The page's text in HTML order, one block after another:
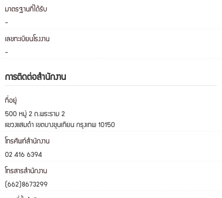
มาตรฐานที่ได้รับ
-
เลขทะเบียนโรงงาน
-
การติดต่อสำนักงาน
ที่อยู่
500 หมู่ 2 ถ.พระราม 2
แขวงแสมดำ เขตบางขุนเทียน กรุงเทพ 10150
โทรศัพท์สำนักงาน
02 416 6394
โทรสารสำนักงาน
(662)8673299